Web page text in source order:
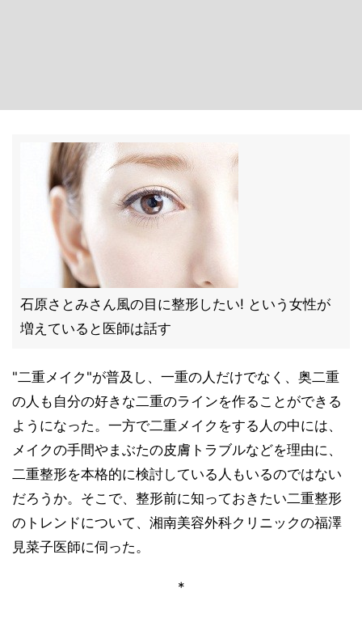
石原さとみさん風の目に整形したい! という女性が
増えていると医師は話す
"二重メイク"が普及し、一重の人だけでなく、奥二重
の人も自分の好きな二重のラインを作ることができる
ようになった。一方で二重メイクをする人の中には、
メイクの手間やまぶたの皮膚トラブルなどを理由に、
二重整形を本格的に検討している人もいるのではない
だろうか。そこで、整形前に知っておきたい二重整形
のトレンドについて、湘南美容外科クリニックの福澤
見菜子医師に伺った。
*